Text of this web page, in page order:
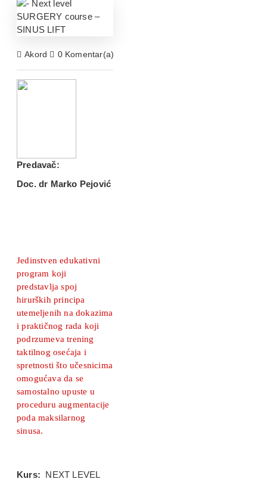
Akord 0 Komentar(a)
Predavač:
Doc. dr Marko Pejović
Jedinstven edukativni
program koji
predstavlja spoj
hirurških principa
utemeljenih na dokazima
i praktičnog rada koji
podrzumeva trening
taktilnog osećaja i
spretnosti što učesnicima
omogućava da se
samostalno upuste u
proceduru augmentacije
poda maksilarnog
sinusa.
Kurs: NEXT LEVEL